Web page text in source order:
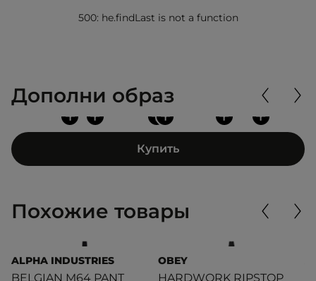
500: he.findLast is not a function
Дополни образ
+
+
+ + +
+
Купить
Похожие товары
ALPHA INDUSTRIES
BELGIAN M64 PANT
OBEY
HARDWORK RIPSTOP